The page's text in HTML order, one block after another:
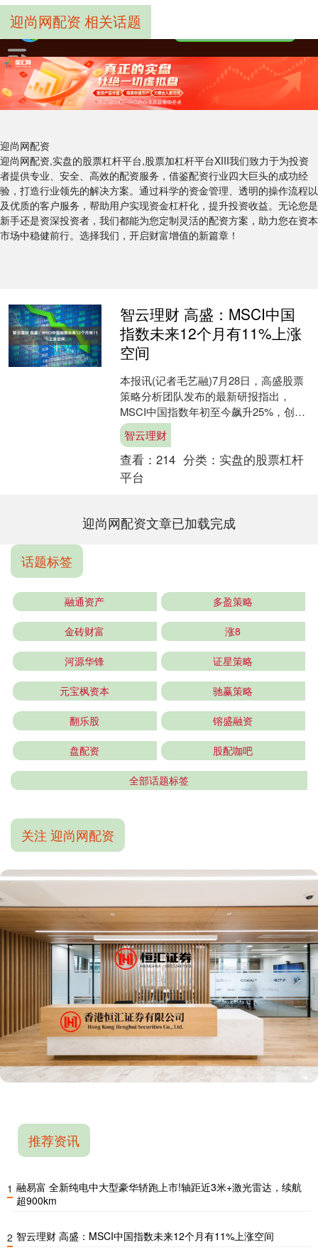
迎尚网配资
迎尚网配资,实盘的股票杠杆平台,股票加杠杆平台XIII‌我们致力于为投资
者提供专业、安全、高效的配资服务，借鉴配资行业四大巨头的成功经
验，打造行业领先的解决方案。通过科学的资金管理、透明的操作流程以
及优质的客户服务，帮助用户实现资金杠杆化，提升投资收益。无论您是
新手还是资深投资者，我们都能为您定制灵活的配资方案，助力您在资本
市场中稳健前行。选择我们，开启财富增值的新篇章！
迎尚网配资 相关话题
智云理财 高盛：MSCI中国
指数未来12个月有11%上涨
空间
本报讯(记者毛艺融)7月28日，高盛股票
策略分析团队发布的最新研报指出，
MSCI中国指数年初至今飙升25%，创
2010年以来同期第二高纪录。高盛将
MSCI中国指....
智云理财
查看： 214 分类： 实盘的股票杠杆
平台
迎尚网配资文章已加载完成
话题标签
融通资产 多盈策略
金砖财富 涨8
河源华锋 证星策略
元宝枫资本 驰赢策略
翻乐股 镕盛融资
盘配资 股配咖吧
全部话题标签
关注 迎尚网配资
推荐资讯
1 融易富 全新纯电中大型豪华轿跑上市!轴距近3米+激光雷达，续航
超900km
2 智云理财 高盛：MSCI中国指数未来12个月有11%上涨空间